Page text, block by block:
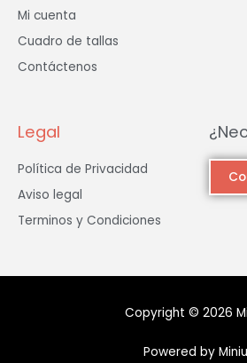
Mi cuenta
Cuadro de tallas
Contáctenos
Legal
Política de Privacidad
Aviso legal
Terminos y Condiciones
Copyright © 2026
Powered by